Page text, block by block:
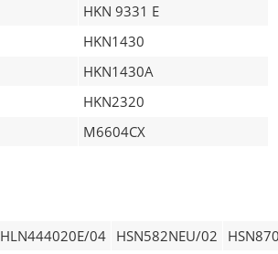
HKN 9331 E
HKN1430
HKN1430A
HKN2320
M6604CX
HLN444020E/04 HSN582NEU/02